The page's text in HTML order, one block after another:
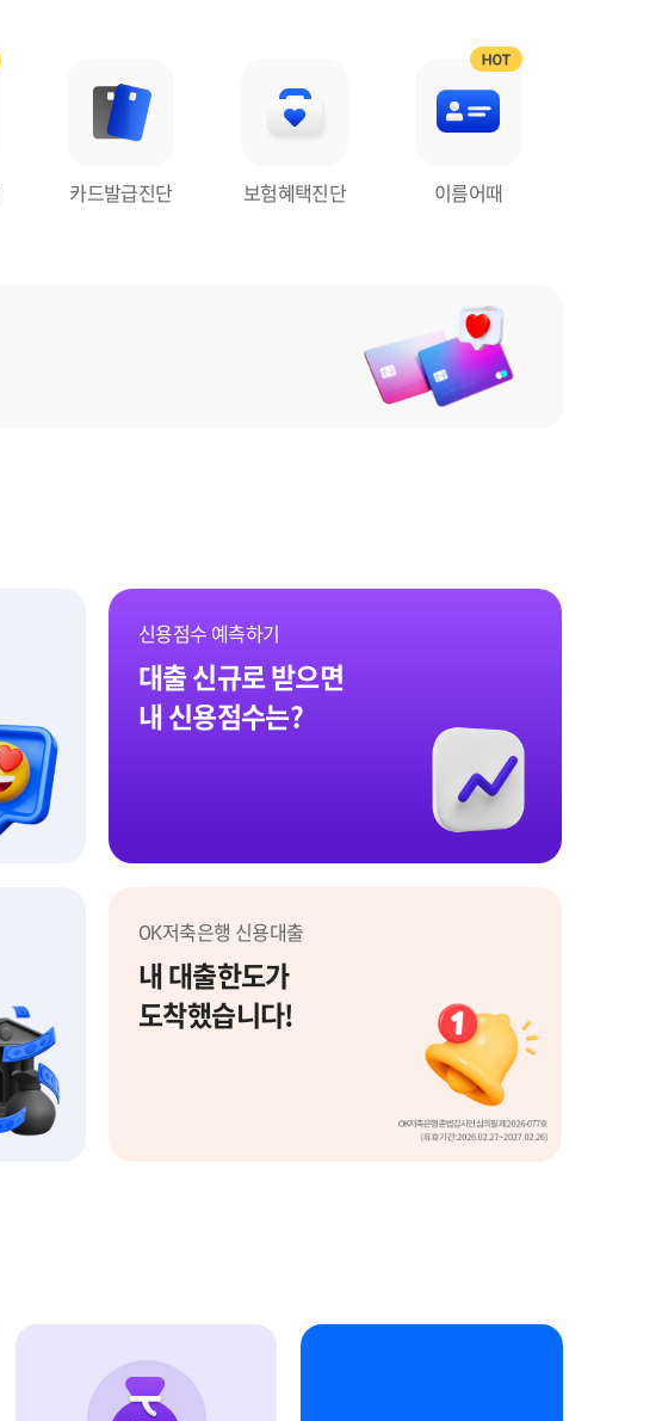
카드발급진단 보험혜택진단 이름어때
신용점수 예측하기
대출 신규로 받으면
내 신용점수는?
OK저축은행 신용대출
내 대출한도가
도착했습니다!